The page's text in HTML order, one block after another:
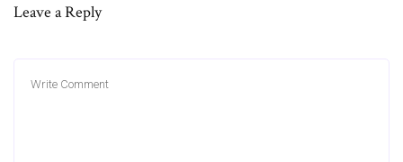
Leave a Reply